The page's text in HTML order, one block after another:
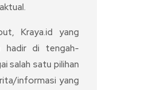
Kraya.id yang
hadir di tengah-
salah satu pilihan
informasi yang